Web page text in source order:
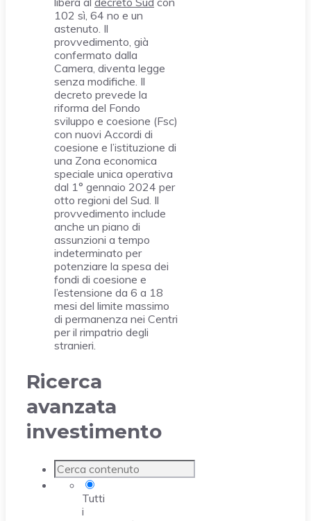
102 sì, 64 no e un
astenuto. Il
provvedimento, già
confermato dalla
Camera, diventa legge
senza modifiche. Il
decreto prevede la
riforma del Fondo
sviluppo e coesione (Fsc)
con nuovi Accordi di
coesione e l’istituzione di
una Zona economica
speciale unica operativa
dal 1° gennaio 2024 per
otto regioni del Sud. Il
provvedimento include
anche un piano di
assunzioni a tempo
indeterminato per
potenziare la spesa dei
fondi di coesione e
l’estensione da 6 a 18
mesi del limite massimo
di permanenza nei Centri
per il rimpatrio degli
stranieri.
Ricerca
avanzata
investimento
Tutti
i